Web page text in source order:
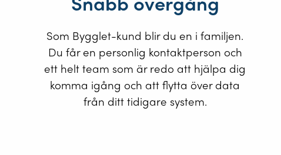
Som Bygglet-kund blir du en i familjen.
Du får en personlig kontaktperson och
ett helt team som är redo att hjälpa dig
komma igång och att flytta över data
från ditt tidigare system.